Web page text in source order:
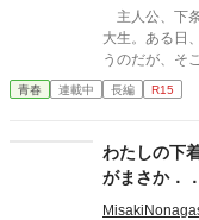
甘美な繋がり
の僕」の営み
主人公、下
大生。ある日
うのだが、そ
で！？ ちょっとハレンチなお仕事カフェライフ、始まりま
す！！ ※この
成できないの
青春 連載中 長編 R15
わたしの下
がまさか．